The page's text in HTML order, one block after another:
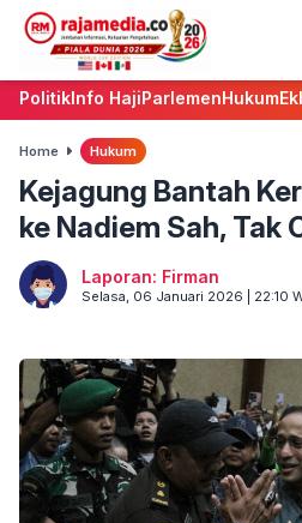
PolitikInfo HajiParlemenHukum
Home Hukum
Kejagung Bantah
ke Nadiem Sah, Tak
Laporan: Firman
Selasa, 06 Januari 2026 | 22:10